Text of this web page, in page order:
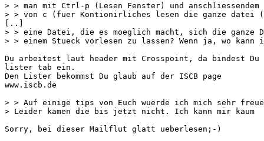
> > man mit Ctrl-p (Lesen Fenster) und anschliessendem
> > von c (fuer Kontionirliches lesen die ganze datei
[..]
> > eine Datei, die es moeglich macht, sich die ganze
> > einem Stueck vorlesen zu lassen? Wenn ja, wo kann
Du arbeitest laut header mit Crosspoint, da bindest
lister tab ein.
Den Lister bekommst Du glaub auf der ISCB page
www.iscb.de
> > Auf einige tips von Euch wuerde ich mich sehr
> Leider kamen die bis jetzt nicht. Ich kann mir kaum
Sorry, bei dieser Mailflut glatt ueberlesen;-)